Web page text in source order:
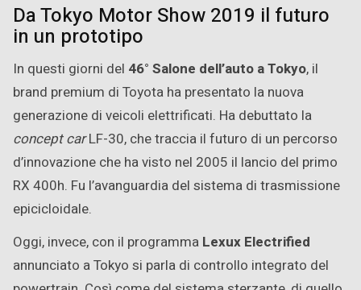
Da Tokyo Motor Show 2019 il futuro
in un prototipo
In questi giorni del 46° Salone dell’auto a Tokyo, il
brand premium di Toyota ha presentato la nuova
generazione di veicoli elettrificati. Ha debuttato la
concept carLF-30, che traccia il futuro di un percorso
d’innovazione che ha visto nel 2005 il lancio del primo
RX 400h. Fu l’avanguardia del sistema di trasmissione
epicicloidale.
Oggi, invece, con il programma Lexux Electrified
annunciato a Tokyo si parla di controllo integrato del